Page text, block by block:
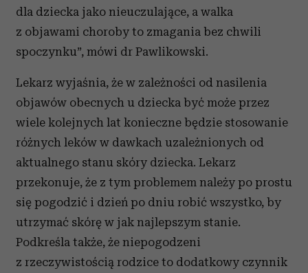
dla dziecka jako nieuczulające, a walka
z objawami choroby to zmagania bez chwili
spoczynku”, mówi dr Pawlikowski.
Lekarz wyjaśnia, że w zależności od nasilenia
objawów obecnych u dziecka być może przez
wiele kolejnych lat konieczne będzie stosowanie
różnych leków w dawkach uzależnionych od
aktualnego stanu skóry dziecka. Lekarz
przekonuje, że z tym problemem należy po prostu
się pogodzić i dzień po dniu robić wszystko, by
utrzymać skórę w jak najlepszym stanie.
Podkreśla także, że niepogodzeni
z rzeczywistością rodzice to dodatkowy czynnik